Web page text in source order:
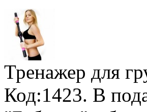
Тренажер для
Код:1423. В